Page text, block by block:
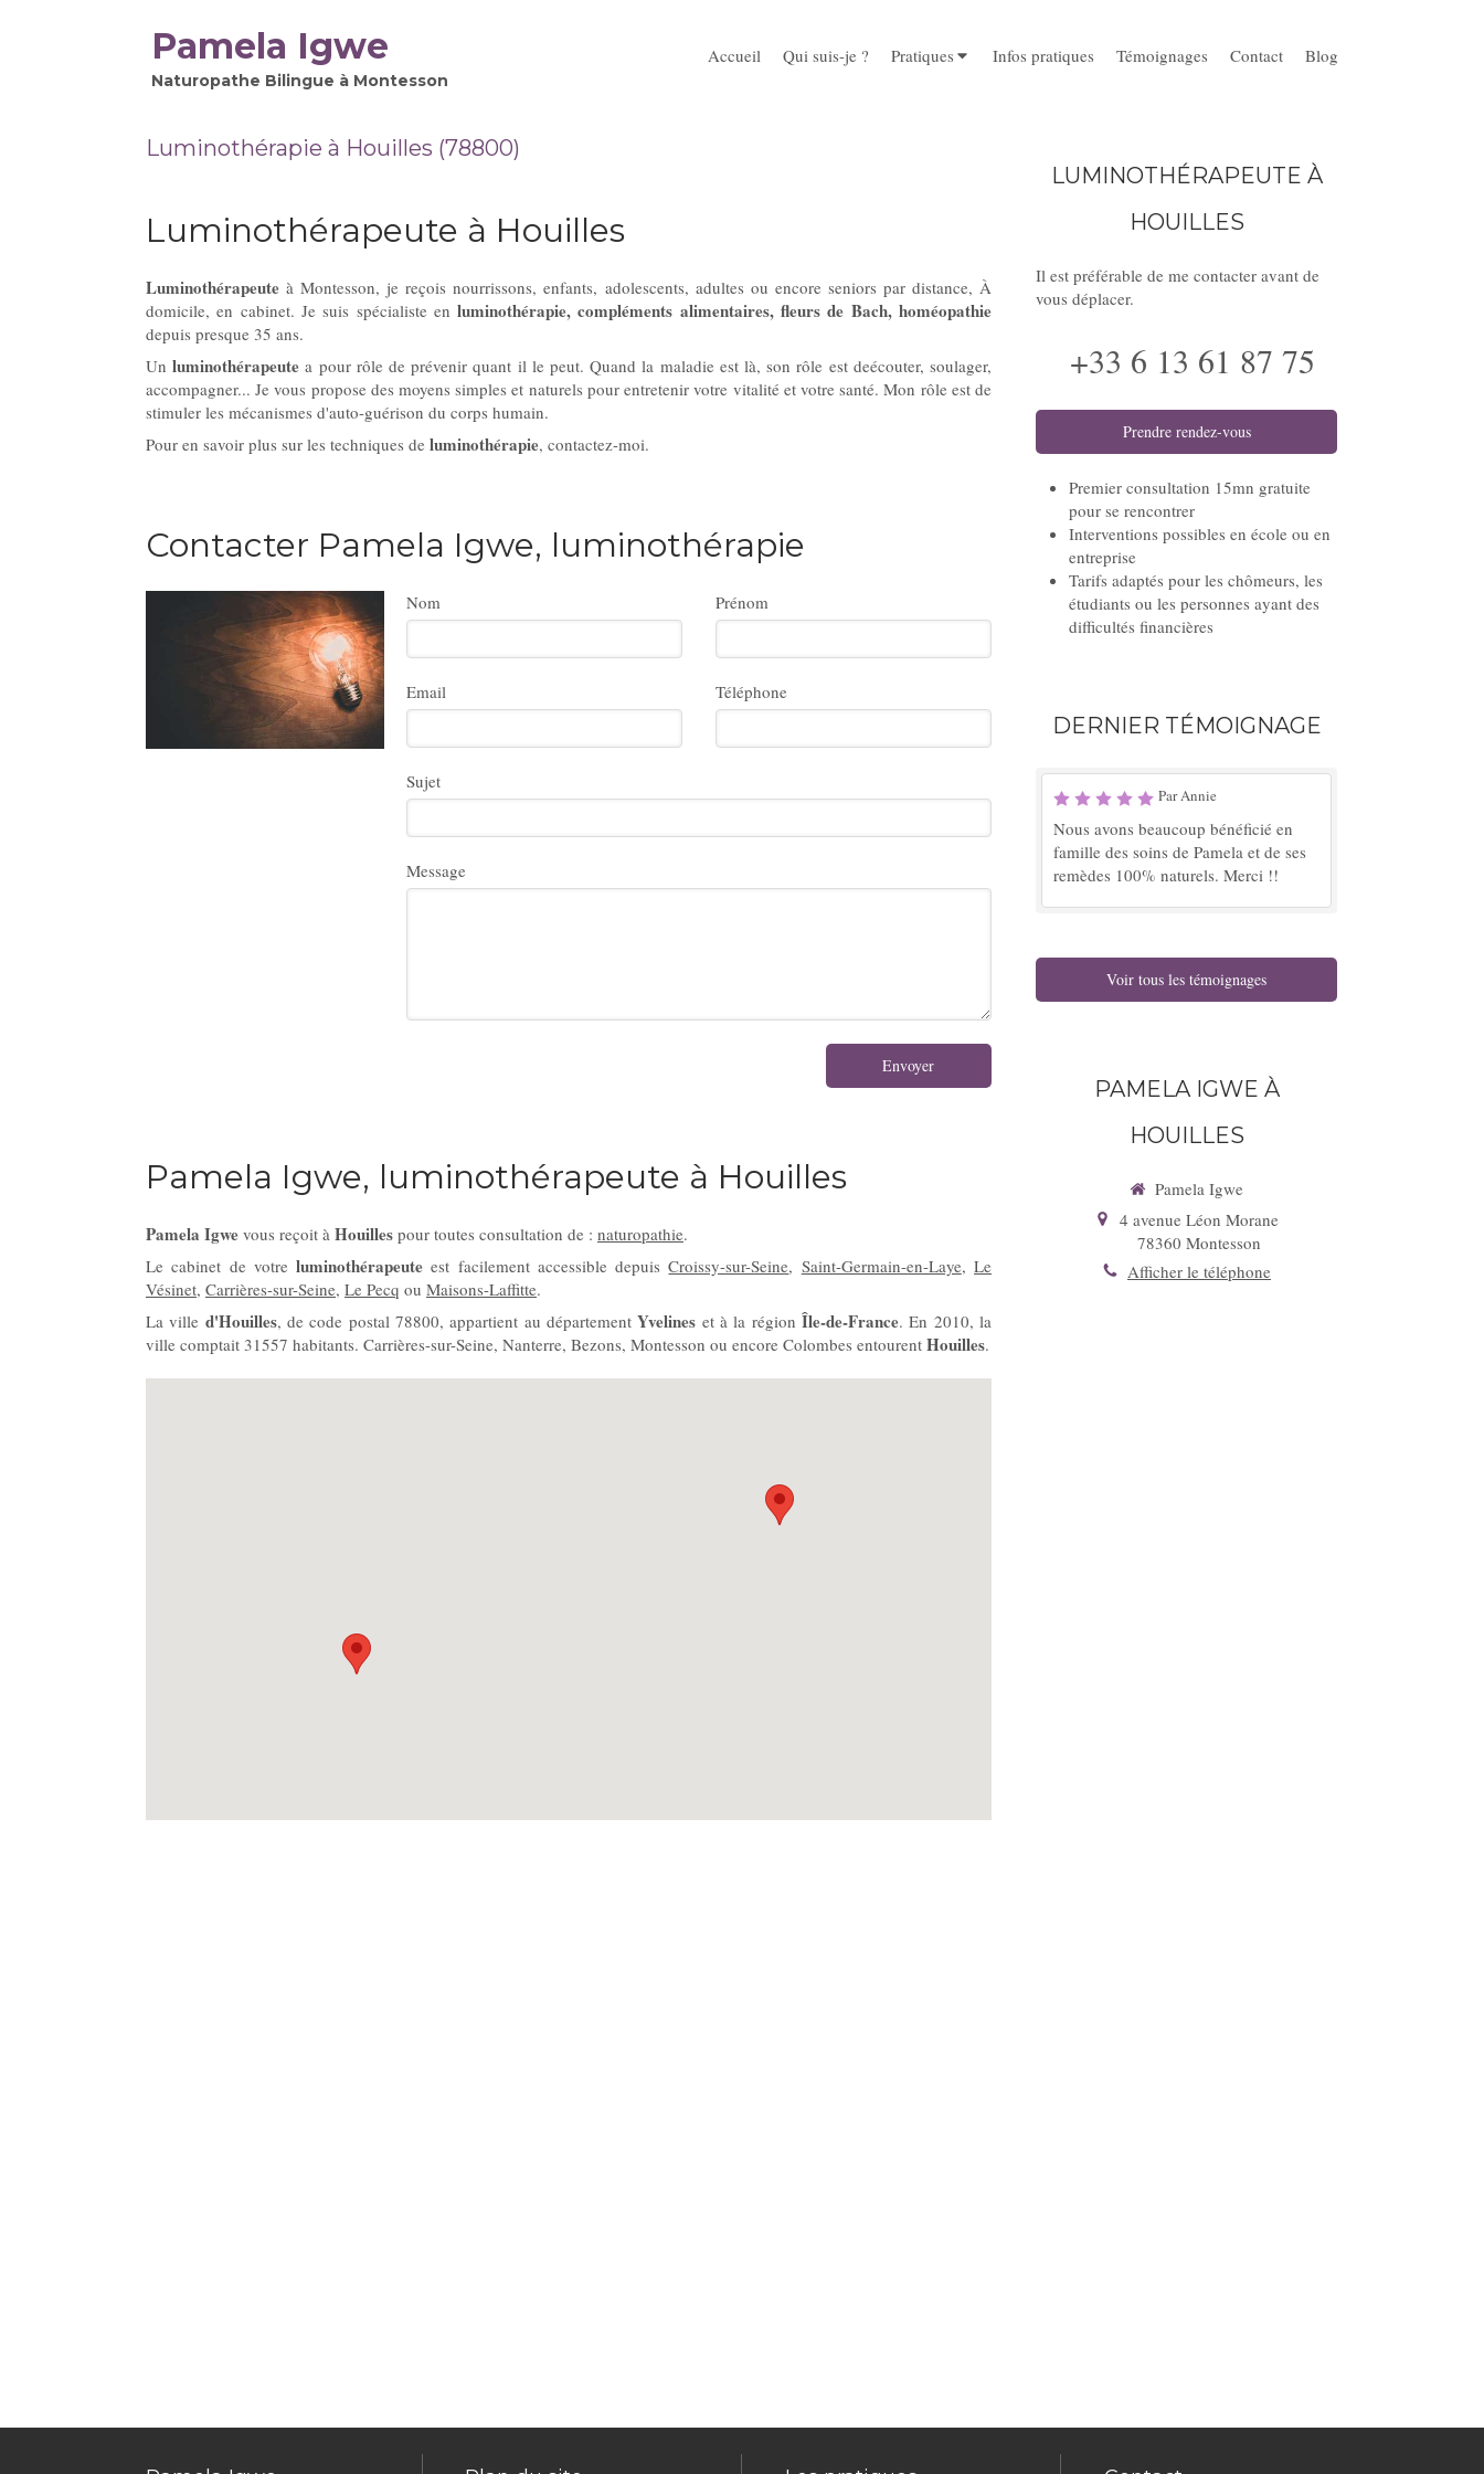
Accueil Qui suis-je ? Pratiques Infos pratiques Témoignages Contact Blog
Pamela Igwe
Naturopathe Bilingue à Montesson
Luminothérapie à Houilles (78800)
Luminothérapeute à Houilles
Luminothérapeute à Montesson, je reçois nourrissons, enfants, adolescents, adultes ou encore seniors par distance, À
domicile, en cabinet. Je suis spécialiste enluminothérapie, compléments alimentaires, fleurs de Bach, homéopathie
depuis presque 35 ans.
Unluminothérapeute a pour rôle de prévenir quant il le peut. Quand la maladie est là, son rôle est deécouter, soulager,
accompagner... Je vous propose des moyens simples et naturels pour entretenir votre vitalité et votre santé. Mon rôle est de
stimuler les mécanismes d'auto-guérison du corps humain.
Pour en savoir plus sur les techniques de luminothérapie, contactez-moi.
Contacter Pamela Igwe, luminothérapie
Nom Prénom
Email Téléphone
Sujet
Message
Envoyer
Pamela Igwe, luminothérapeute à Houilles
Pamela Igwe vous reçoit à Houilles pour toutes consultation de : naturopathie.
Le cabinet de votreluminothérapeute est facilement accessible depuisCroissy-sur-Seine, Saint-Germain-en-Laye,Le
Vésinet, Carrières-sur-Seine, Le Pecq ou Maisons-Laffitte.
La ville d'Houilles, de code postal 78800, appartient au départementYvelines et à la régionÎle-de-France. En 2010, la
ville comptait 31557 habitants. Carrières-sur-Seine, Nanterre, Bezons, Montesson ou encore Colombes entourent Houilles.
LUMINOTHÉRAPEUTE À
HOUILLES
Il est préférable de me contacter avant de
vous déplacer.
+33 6 13 61 87 75
Prendre rendez-vous
Premier consultation 15mn gratuite
pour se rencontrer
Interventions possibles en école ou en
entreprise
Tarifs adaptés pour les chômeurs, les
étudiants ou les personnes ayant des
difficultés financières
DERNIER TÉMOIGNAGE
Par Annie
Nous avons beaucoup bénéficié en
famille des soins de Pamela et de ses
remèdes 100% naturels. Merci !!
Voir tous les témoignages
PAMELA IGWE À
HOUILLES
Pamela Igwe
4 avenue Léon Morane
78360 Montesson
Afficher le téléphone